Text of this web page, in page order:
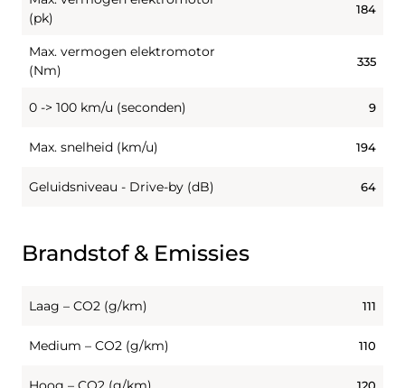
(pk)
184
Max. vermogen elektromotor
(Nm)
335
0 -> 100 km/u (seconden) 9
Max. snelheid (km/u) 194
Geluidsniveau - Drive-by (dB) 64
Brandstof & Emissies
Laag – CO2 (g/km) 111
Medium – CO2 (g/km) 110